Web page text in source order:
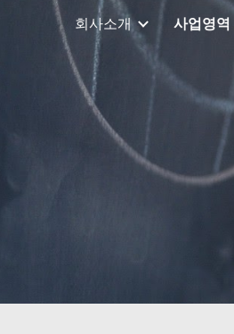
Skip to navigation
회사소개 사업영역